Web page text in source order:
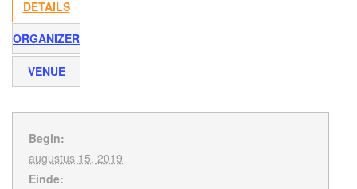
DETAILS
ORGANIZER
VENUE
Begin:
augustus 15, 2019
Einde: